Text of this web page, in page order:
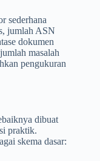
sederhana
jumlah ASN
dokumen
masalah
pengukuran
dibuat
praktik.
skema dasar: